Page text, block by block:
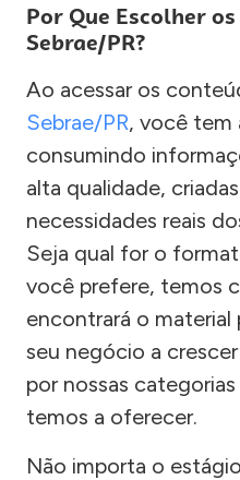
Por Que Escolher
Sebrae/PR?
Ao acessar os
Sebrae/PR, você tem
consumindo
alta qualidade,
necessidades reais
Seja qual for o
você prefere, temos
encontrará o
seu negócio a
por nossas
temos a oferecer.
Não importa o